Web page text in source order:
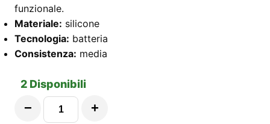
funzionale.
Materiale: silicone
Tecnologia: batteria
Consistenza: media
2 Disponibili
−
Rabbit
+